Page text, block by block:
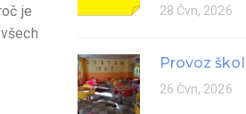
je
28 Čvn, 2026
Provoz
26 Čvn, 2026